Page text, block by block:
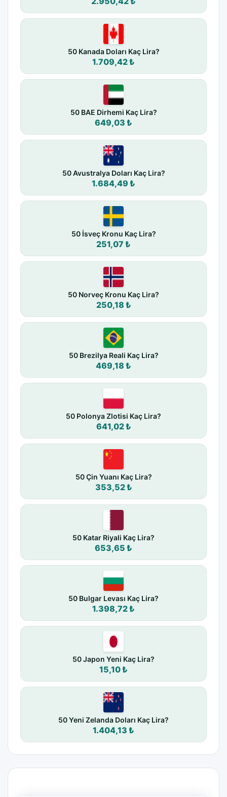
50 Kanada Doları Kaç Lira?
1.709,42 ₺
50 BAE Dirhemi Kaç Lira?
649,03 ₺
50 Avustralya Doları Kaç Lira?
1.684,49 ₺
50 İsveç Kronu Kaç Lira?
251,07 ₺
50 Norveç Kronu Kaç Lira?
250,18 ₺
50 Brezilya Reali Kaç Lira?
469,18 ₺
50 Polonya Zlotisi Kaç Lira?
641,02 ₺
50 Çin Yuanı Kaç Lira?
353,52 ₺
50 Katar Riyali Kaç Lira?
653,65 ₺
50 Bulgar Levası Kaç Lira?
1.398,72 ₺
50 Japon Yeni Kaç Lira?
15,10 ₺
50 Yeni Zelanda Doları Kaç Lira?
1.404,13 ₺